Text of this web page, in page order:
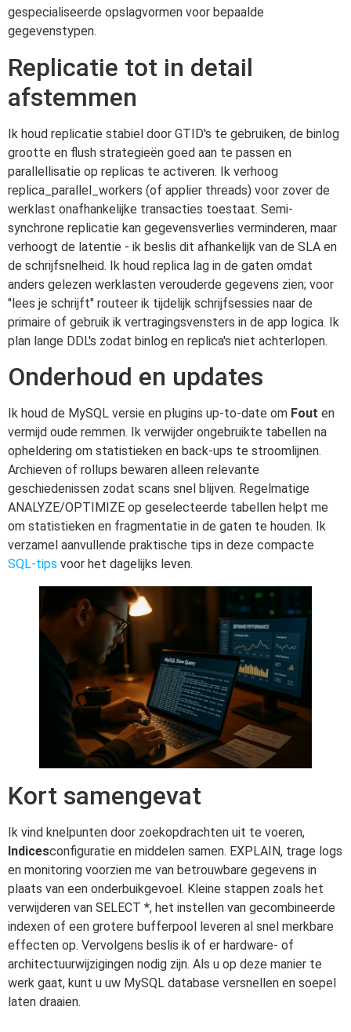
gespecialiseerde opslagvormen voor bepaalde
gegevenstypen.
Replicatie tot in detail
afstemmen
Ik houd replicatie stabiel door GTID's te gebruiken, de binlog
grootte en flush strategieën goed aan te passen en
parallellisatie op replicas te activeren. Ik verhoog
replica_parallel_workers (of applier threads) voor zover de
werklast onafhankelijke transacties toestaat. Semi-
synchrone replicatie kan gegevensverlies verminderen, maar
verhoogt de latentie - ik beslis dit afhankelijk van de SLA en
de schrijfsnelheid. Ik houd replica lag in de gaten omdat
anders gelezen werklasten verouderde gegevens zien; voor
"lees je schrijft" routeer ik tijdelijk schrijfsessies naar de
primaire of gebruik ik vertragingsvensters in de app logica. Ik
plan lange DDL's zodat binlog en replica's niet achterlopen.
Onderhoud en updates
Ik houd de MySQL versie en plugins up-to-date om Fout en
vermijd oude remmen. Ik verwijder ongebruikte tabellen na
opheldering om statistieken en back-ups te stroomlijnen.
Archieven of rollups bewaren alleen relevante
geschiedenissen zodat scans snel blijven. Regelmatige
ANALYZE/OPTIMIZE op geselecteerde tabellen helpt me
om statistieken en fragmentatie in de gaten te houden. Ik
verzamel aanvullende praktische tips in deze compacte
SQL-tips voor het dagelijks leven.
Kort samengevat
Ik vind knelpunten door zoekopdrachten uit te voeren,
Indicesconfiguratie en middelen samen. EXPLAIN, trage logs
en monitoring voorzien me van betrouwbare gegevens in
plaats van een onderbuikgevoel. Kleine stappen zoals het
verwijderen van SELECT *, het instellen van gecombineerde
indexen of een grotere bufferpool leveren al snel merkbare
effecten op. Vervolgens beslis ik of er hardware- of
architectuurwijzigingen nodig zijn. Als u op deze manier te
werk gaat, kunt u uw MySQL database versnellen en soepel
laten draaien.